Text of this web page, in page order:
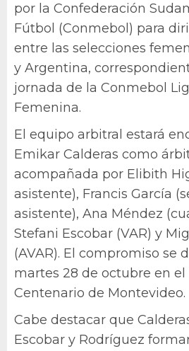
por la Confederación
Fútbol (Conmebol) para
entre las selecciones
y Argentina,
jornada de la Conmebol
Femenina.
El equipo arbitral estará
Emikar Calderas como
acompañada por Elibith
asistente), Francis García
asistente), Ana Méndez
Stefani Escobar (VAR) y
(AVAR). El compromiso se
martes 28 de octubre en
Centenario de Montevideo.
Cabe destacar que
Escobar y Rodríguez